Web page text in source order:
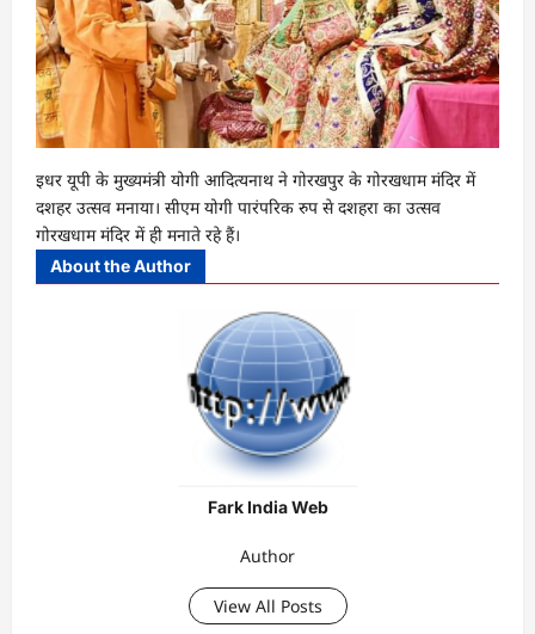
इधर यूपी के मुख्यमंत्री योगी आदित्यनाथ ने गोरखपुर के गोरखधाम मंदिर में
दशहर उत्सव मनाया। सीएम योगी पारंपरिक रुप से दशहरा का उत्सव
गोरखधाम मंदिर में ही मनाते रहे हैं।
About the Author
Fark India Web
Author
View All Posts